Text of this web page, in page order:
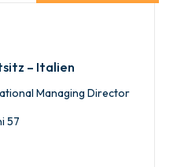
– Italien
Managing Director
57